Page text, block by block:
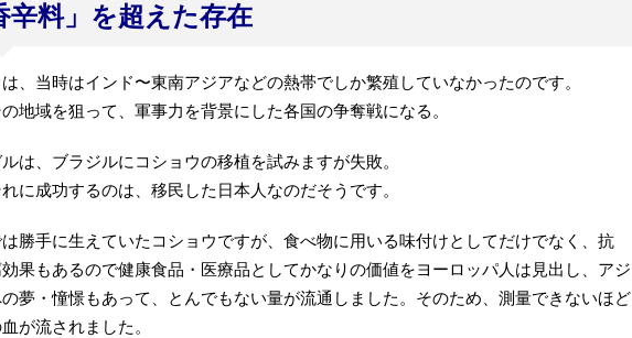
辛料」を超えた存在
、当時はインド〜東南アジアなどの熱帯でしか繁殖していなかったのです。
地域を狙って、軍事力を背景にした各国の争奪戦になる。
は、ブラジルにコショウの移植を試みますが失敗。
に成功するのは、移民した日本人なのだそうです。
勝手に生えていたコショウですが、食べ物に用いる味付けとしてだけでなく、抗
果もあるので健康食品・医療品としてかなりの価値をヨーロッパ人は見出し、アジ
夢・憧憬もあって、とんでもない量が流通しました。そのため、測量できないほど
が流されました。